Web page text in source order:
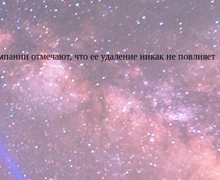
отмечают, что ее удаление никак не повлияет